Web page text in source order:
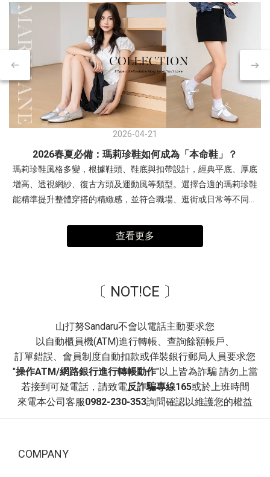
2026-04-21
2026春夏必備：瑪莉珍鞋如何成為「本命鞋」？
瑪莉珍鞋風格多變，根據鞋頭、鞋底與扣帶設計，經典平底、厚底
增高、透視網紗、復古方頭及運動風等類型。選擇合適的瑪莉珍鞋
能精準提升整體穿搭的精緻感，並符合職場、逛街或日常等不同場
瑪莉珍鞋穿搭1(左圖)：露肩連身裙，展現「輕熟優雅」感。搭配銀
色帶有未來感與亮度，中和柔和色調，讓整體造型更有精神。 非常
營造溫柔層次感，打造「韓系減齡」風格。 推薦場合~ 校園穿搭、
合自帶「學生氣息」，能瞬間為穿搭注入活力與俏皮感。 白色泡泡
袖洋裝，黑色的滾邊設計與腳上的黑色瑪莉珍鞋首尾呼應，讓整體
色系維持在簡潔的黑白配，顯得俐落又高級。 非常適合看展、書店
約會、或是日常課堂。即便服裝很簡單（如素色洋裝），只要鞋襪
搭得好，穿搭完整度就會很高！ 瑪莉珍 復古交叉帶內增高瑪莉珍
鞋- 平底瑪莉珍鞋：最實穿的日常首選方頭編織紋一字帶瑪莉珍鞋此
職場或日常休閒美感。 瑪莉珍 方頭編織紋一字帶瑪莉珍鞋- 這款鞋
查看更多
〔 NOT!CE 〕
山打努Sandaru不會以電話主動要求您
以自動櫃員機(ATM)進行轉帳、查詢餘額帳戶、
訂單錯誤、會員制度自動扣款或佯裝銀行郵局人員要求您
"操作ATM/網路銀行進行轉帳動作"以上皆為詐騙 請勿上當
若接到可疑電話，請致電反詐騙專線165或於上班時間
來電本公司客服0982-230-353詢問確認以維護您的權益
COMPANY